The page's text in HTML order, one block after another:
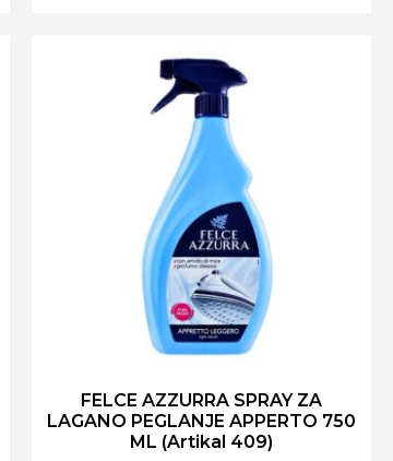
FELCE AZZURRA SPRAY ZA
LAGANO PEGLANJE APPERTO 750
ML (Artikal 409)